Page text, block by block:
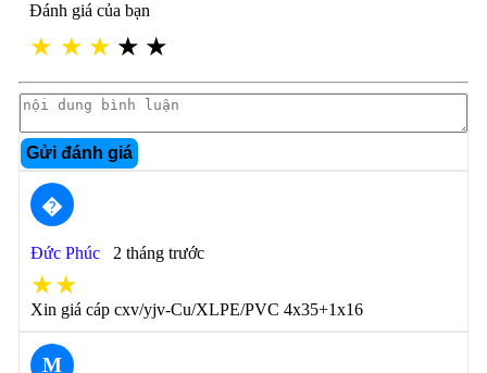
Đánh giá của bạn
★ ★ ★ ★ ★
Gửi đánh giá
�
Đức Phúc 2 tháng trước
★★
Xin giá cáp cxv/yjv-Cu/XLPE/PVC 4x35+1x16
M